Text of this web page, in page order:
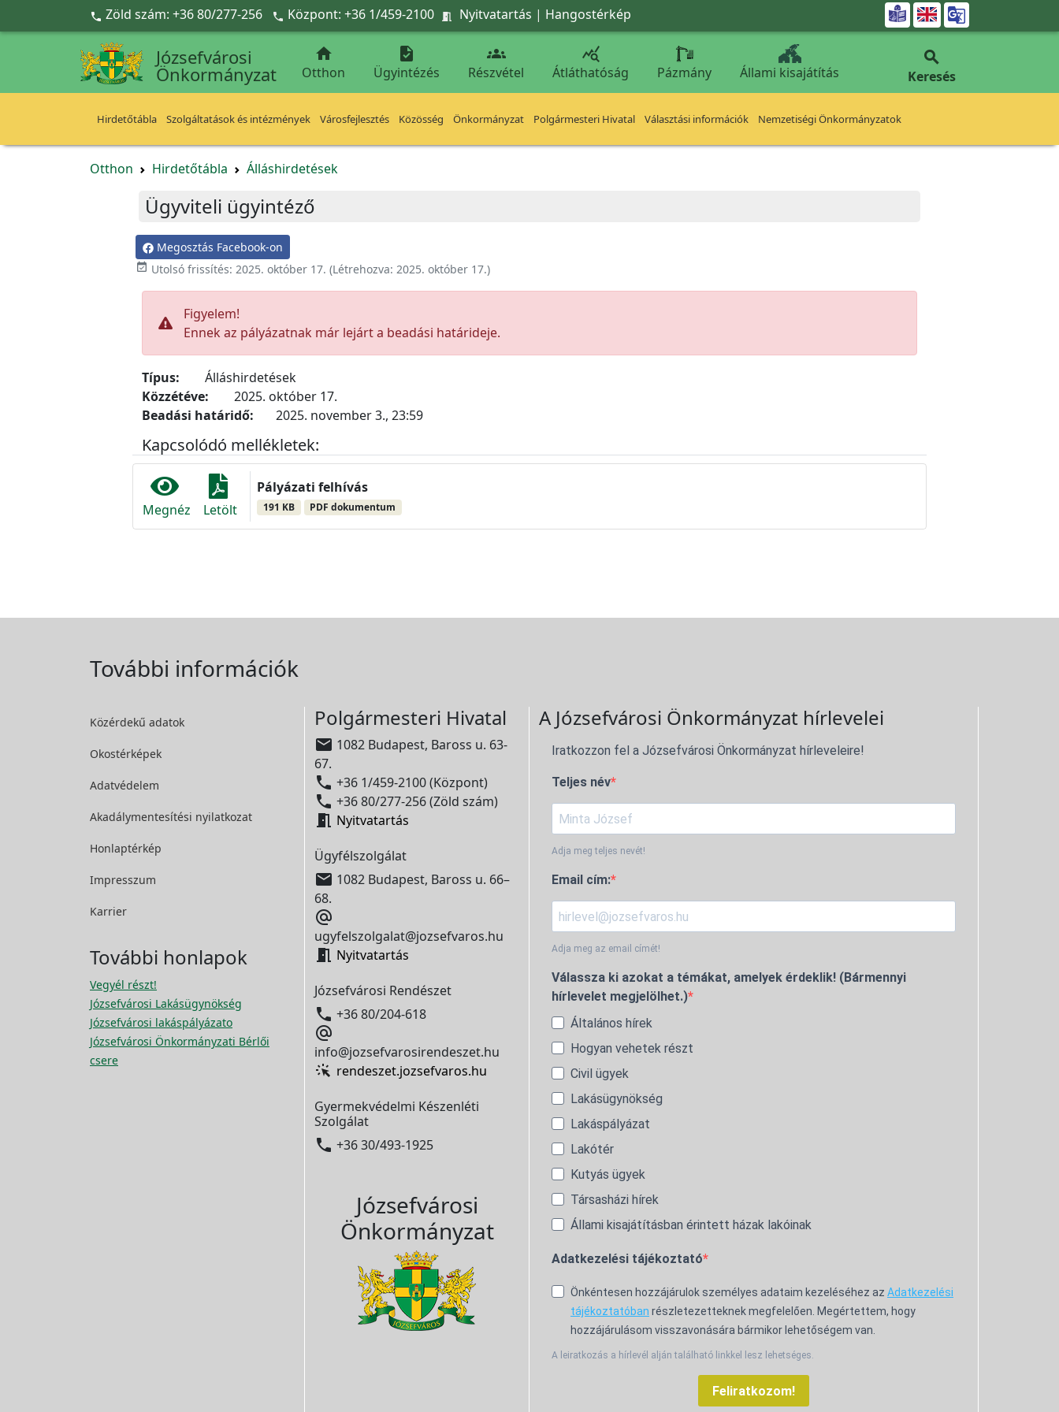
Ugrás a fő tartalomra
 Zöld szám: +36 80/277-256  Központ: +36 1/459-2100  Nyitvatartás | Hangostérkép 
Józsefvárosi
Önkormányzat

Otthon

Ügyintézés

Részvétel

Átláthatóság Pázmány Állami kisajátítás

Keresés
Hirdetőtábla Szolgáltatások és intézmények Városfejlesztés Közösség Önkormányzat Polgármesteri Hivatal Választási információk Nemzetiségi Önkormányzatok
Otthon Hirdetőtábla Álláshirdetések
Ügyviteli ügyintéző
Megosztás Facebook-on
 Utolsó frissítés: 2025. október 17. (Létrehozva: 2025. október 17.)
Figyelem!
Ennek az pályázatnak már lejárt a beadási határideje.
Típus:
Álláshirdetések
Közzétéve:
2025. október 17.
Beadási határidő:
2025. november 3., 23:59
Kapcsolódó mellékletek:
Megnéz Letölt
Pályázati felhívás
191 KB PDF dokumentum
További információk
Közérdekű adatok
Okostérképek
Adatvédelem
Akadálymentesítési nyilatkozat
Honlaptérkép
Impresszum
Karrier
További honlapok
Vegyél részt!
Józsefvárosi Lakásügynökség
Józsefvárosi lakáspályázato
Józsefvárosi Önkormányzati Bérlői
csere
Polgármesteri Hivatal
 1082 Budapest, Baross u. 63-
67.
 +36 1/459-2100 (Központ)
 +36 80/277-256 (Zöld szám)
 Nyitvatartás
Ügyfélszolgálat
 1082 Budapest, Baross u. 66–
68.

ugyfelszolgalat@jozsefvaros.hu
 Nyitvatartás
Józsefvárosi Rendészet
 +36 80/204-618

info@jozsefvarosirendeszet.hu
rendeszet.jozsefvaros.hu
Gyermekvédelmi Készenléti
Szolgálat
 +36 30/493-1925
Józsefvárosi
Önkormányzat
A Józsefvárosi Önkormányzat hírlevelei
Iratkozzon fel a Józsefvárosi Önkormányzat hírleveleire!
Teljes név
Adja meg teljes nevét!
Email cím:
Adja meg az email címét!
Válassza ki azokat a témákat, amelyek érdeklik! (Bármennyi
hírlevelet megjelölhet.)
Általános hírek
Hogyan vehetek részt
Civil ügyek
Lakásügynökség
Lakáspályázat
Lakótér
Kutyás ügyek
Társasházi hírek
Állami kisajátításban érintett házak lakóinak
Adatkezelési tájékoztató
Önkéntesen hozzájárulok személyes adataim kezeléséhez az Adatkezelési
tájékoztatóban részletezetteknek megfelelően. Megértettem, hogy
hozzájárulásom visszavonására bármikor lehetőségem van.
A leiratkozás a hírlevél alján található linkkel lesz lehetséges.
Feliratkozom!